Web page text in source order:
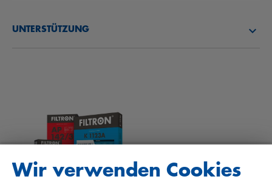
PROTECT+
UNTERSTÜTZUNG
FAQ
Wir verwenden Cookies